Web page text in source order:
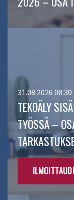
31.08.2026
TEKOÄLY
TYÖSSÄ –